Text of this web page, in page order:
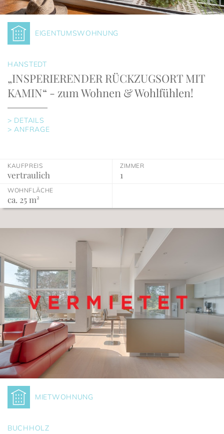
EIGENTUMSWOHNUNG
HANSTEDT
„INSPERIERENDER RÜCKZUGSORT MIT
KAMIN“ - zum Wohnen & Wohlfühlen!
> DETAILS
> ANFRAGE
KAUFPREIS
vertraulich
ZIMMER
1
WOHNFLÄCHE
ca. 25 m²
MIETWOHNUNG
BUCHHOLZ